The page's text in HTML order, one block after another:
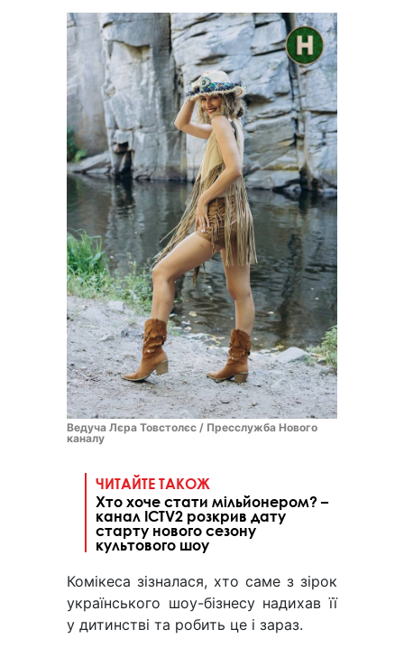
Ведуча Лєра Товстолєс / Пресслужба Нового
каналу
ЧИТАЙТЕ ТАКОЖ
Хто хоче стати мільйонером? –
канал ICTV2 розкрив дату
старту нового сезону
культового шоу
Комікеса зізналася, хто саме з зірок
українського шоу-бізнесу надихав її
у дитинстві та робить це і зараз.